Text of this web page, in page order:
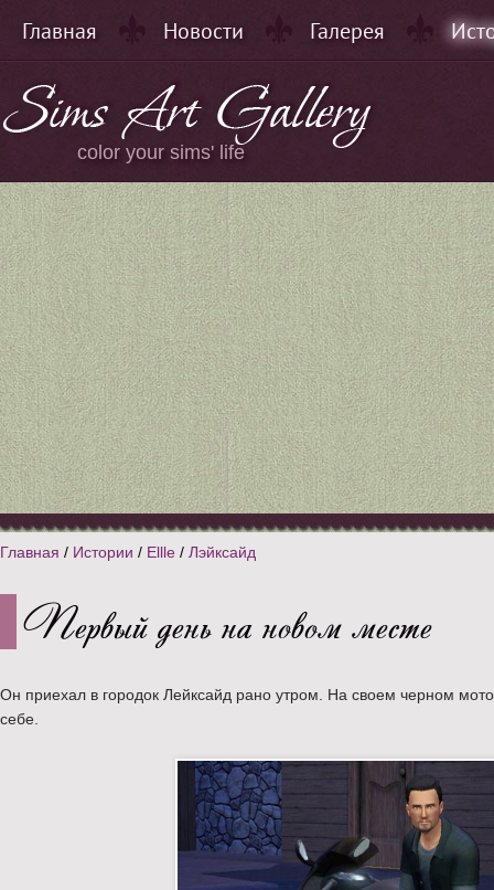
Главная Новости Галерея
color your sims' life
Главная / Истории / Ellle / Лэйксайд
Первый день на новом месте
Он приехал в городок Лейксайд рано утром. На своем черном
себе.